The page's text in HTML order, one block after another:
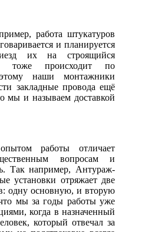
работа штукатуров
и планируется
их на строящийся
тоже происходит по
наши монтажники
закладные провода ещё
мы и называем доставкой
работы отличает
вопросам и
Так например, Антураж-
установки отряжает две
одну основную, и вторую
мы за годы работы уже
когда в назначенный
который отвечал за